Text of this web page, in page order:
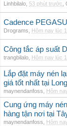
Linhbilalo 53 phút trước
Cadence
Drograms Hôm nay lúc
Công tắc áp suất
trangbilalo Hôm nay lúc
Lắp đặt máy nén
giá tốt nhất tại
maynendanfoss Hôm
Cung ứng máy
hàng tận nơi tại
maynendanfoss Hôm